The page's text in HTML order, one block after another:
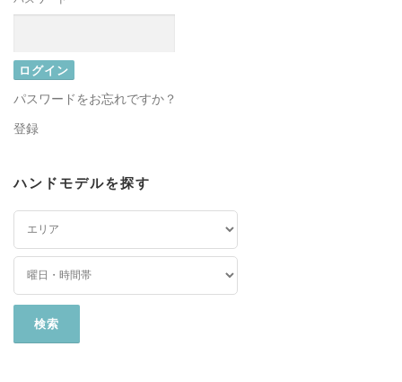
パスワードをお忘れですか？
登録
ハンドモデルを探す